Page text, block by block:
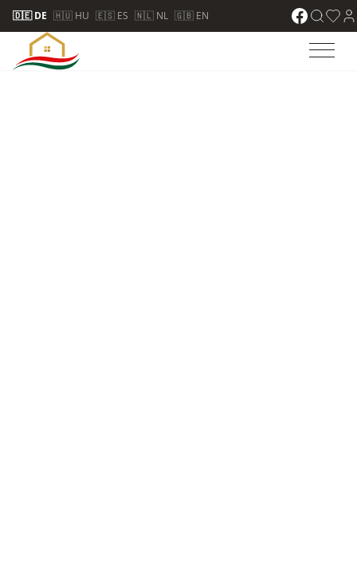
🇩🇪 DE 🇭🇺 HU 🇪🇸 ES 🇳🇱 NL 🇬🇧 EN